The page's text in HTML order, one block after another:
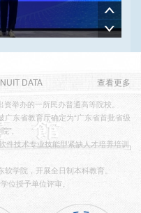
查看更多
DATA
举办的一所民办普通高等院校。
东省教育厅确定为“广东省首批省级
”,
件技术专业技能型紧缺人才培养培训
学院，开展全日制本科教育。
位授予单位评审。